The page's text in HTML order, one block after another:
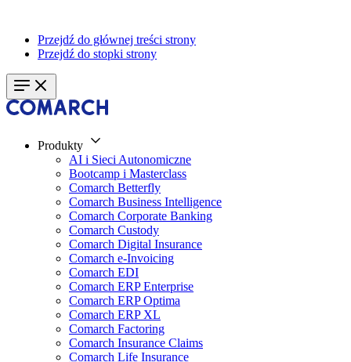
Przejdź do głównej treści strony
Przejdź do stopki strony
Produkty
AI i Sieci Autonomiczne
Bootcamp i Masterclass
Comarch Betterfly
Comarch Business Intelligence
Comarch Corporate Banking
Comarch Custody
Comarch Digital Insurance
Comarch e-Invoicing
Comarch EDI
Comarch ERP Enterprise
Comarch ERP Optima
Comarch ERP XL
Comarch Factoring
Comarch Insurance Claims
Comarch Life Insurance